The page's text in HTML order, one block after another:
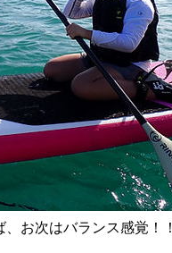
お次はバランス感覚！！